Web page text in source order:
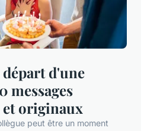
départ d'une
messages
et originaux
peut être un moment